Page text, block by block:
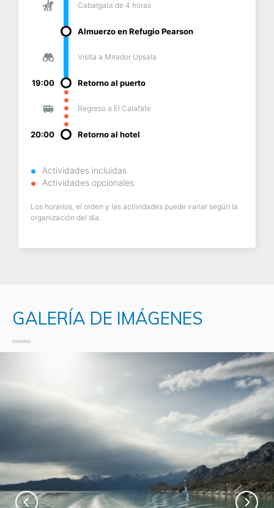
Cabalgata de 4 horas
Almuerzo en Refugio Pearson
Visita a Mirador Upsala
19:00 Retorno al puerto
Regreso a El Calafate
20:00 Retorno al hotel
Actividades incluidas
Actividades opcionales
Los horarios, el orden y las actividades puede variar según la
organización del día.
GALERÍA DE IMÁGENES